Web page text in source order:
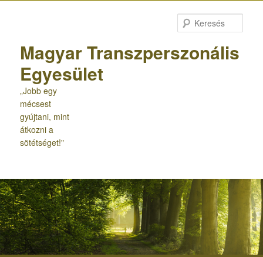
Magyar Transzperszonális
Egyesület
„Jobb egy
mécsest
gyújtani, mint
átkozni a
sötétséget!"